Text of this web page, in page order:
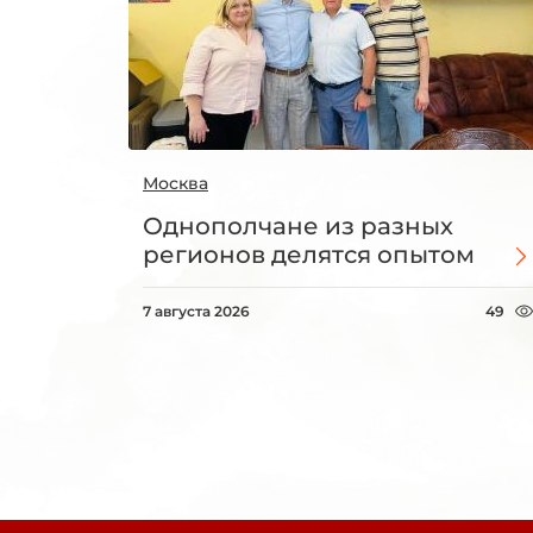
Москва
Однополчане из разных
регионов делятся опытом
7 августа 2026 49